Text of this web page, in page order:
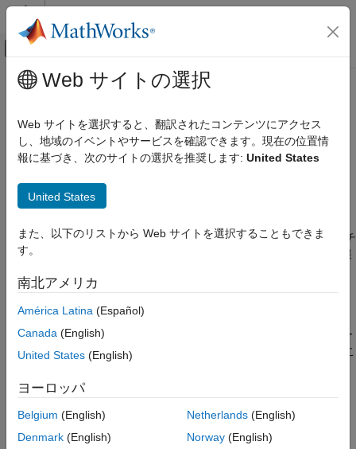
コンテンツへスキップ
オフキャンバス ナビゲーション メ
ドキュメンテーションのホーム
Statistics and Machine Learning Toolbox
確率分布と仮説検定
項目一覧
説明
プロパティ
オブジェクト関数
例
バージョン履歴
メインコンテンツ
DriftDiagnostics
バッチ ドリフト検出の診断情報
R2022a 以降
説明
DriftDiagnosticsオブジェクトには、関数 detectdriftでバッチ
ドリフト検出用の並べ替え検定を実行した後に返される診断情報
作成
DriftDiagnostics
を使用してベー
スラインとターゲットのデータ セット間のドリフトを検定するこ
プロパティ
すべて展開する
Web サイトの選択
Web サイトを選択すると、翻訳されたコンテンツにアクセス
し、地域のイベントやサービスを確認できます。現在の位置情
報に基づき、次のサイトの選択を推奨します: United States
United States
また、以下のリストから Web サイトを選択することもできま
す。
南北アメリカ
América Latina (Español)
Canada (English)
United States (English)
ヨーロッパ
Belgium (English)
Denmark (English)
Netherlands(English)
Norway(English)